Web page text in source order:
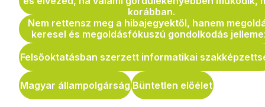
korábban.
Nem rettensz meg a hibajegyektől, hanem
keresel és megoldásfókuszú gondolkodás
Felsőoktatásban szerzett informatikai
Magyar állampolgárság Büntetlen előélet